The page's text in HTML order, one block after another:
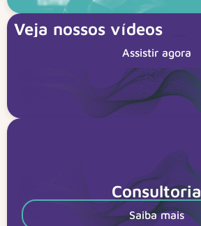
Veja nossos vídeos
Assistir agora
Consultoria
Saiba mais